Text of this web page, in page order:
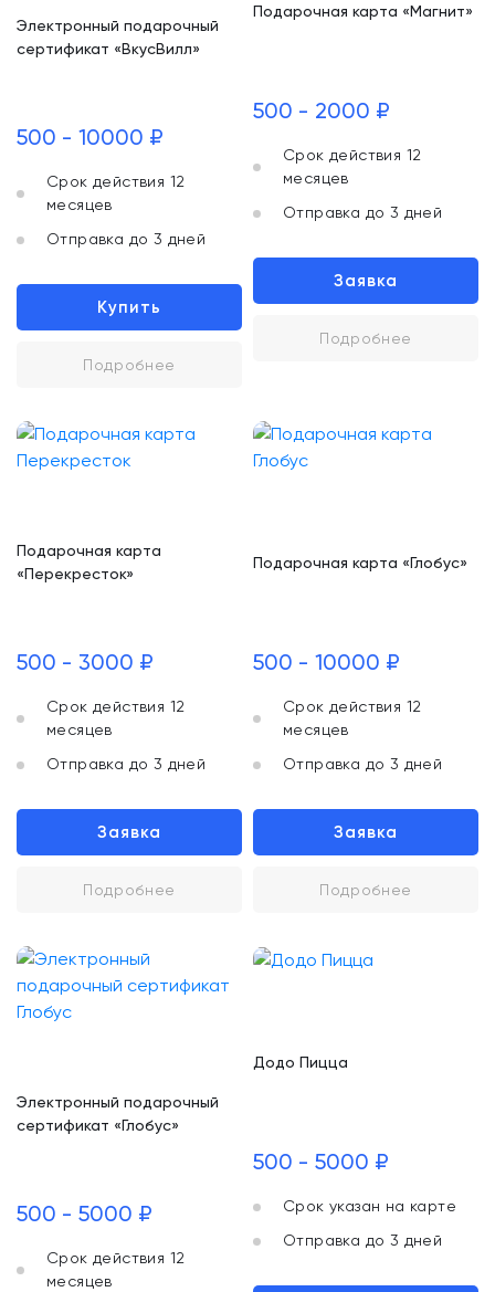
Электронный подарочный
сертификат «ВкусВилл»
500 - 10000 ₽
Срок действия 12
месяцев
Отправка до 3 дней
Купить
Подробнее
Подарочная карта «Магнит»
500 - 2000 ₽
Срок действия 12
месяцев
Отправка до 3 дней
Заявка
Подробнее
Подарочная карта
«Перекресток»
500 - 3000 ₽
Срок действия 12
месяцев
Отправка до 3 дней
Заявка
Подробнее
Подарочная карта «Глобус»
500 - 10000 ₽
Срок действия 12
месяцев
Отправка до 3 дней
Заявка
Подробнее
Электронный подарочный
сертификат «Глобус»
500 - 5000 ₽
Срок действия 12
месяцев
Додо Пицца
500 - 5000 ₽
Срок указан на карте
Отправка до 3 дней